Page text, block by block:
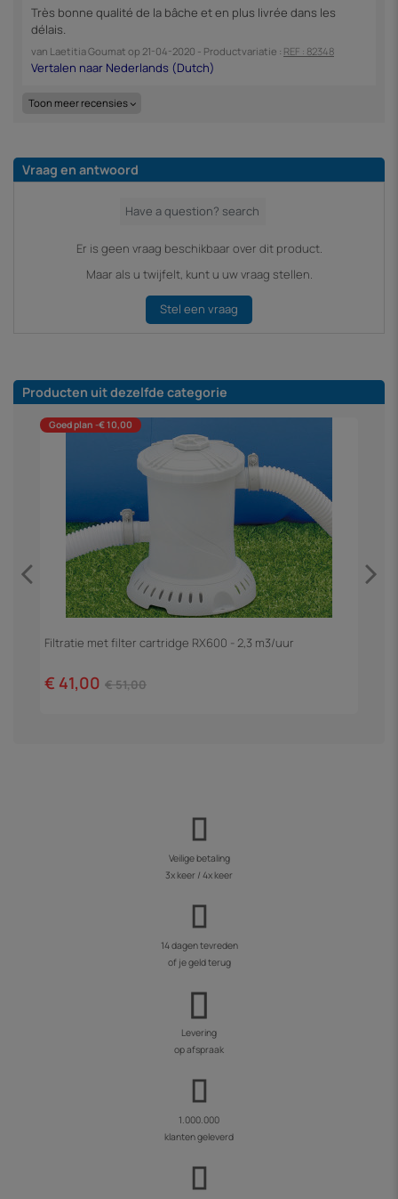
Très bonne qualité de la bâche et en plus livrée dans les
délais.
van Laetitia Goumat op 21-04-2020 - Productvariatie : REF : 82348
Toon meer recensies
Vraag en antwoord
Er is geen vraag beschikbaar over dit product.
Maar als u twijfelt, kunt u uw vraag stellen.
Stel een vraag
Producten uit dezelfde categorie
Goed plan -€ 10,00
Filtratie met filter cartridge RX600 - 2,3 m3/uur
€ 41,00 € 51,00
Veilige betaling
3x keer / 4x keer
14 dagen tevreden
of je geld terug
Levering
op afspraak
1.000.000
klanten geleverd